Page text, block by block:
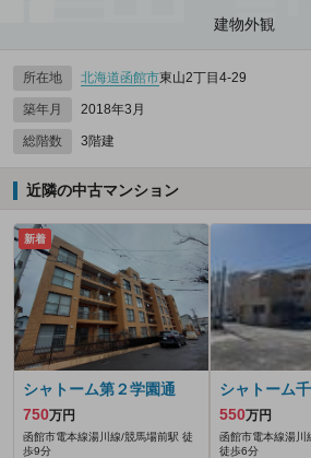
建物外観
所在地 北海道函館市東山2丁目4-29
築年月 2018年3月
総階数 3階建
近隣の中古マンション
新着
シャトーム第２学園通
750万円
函館市電本線湯川線/競馬場前駅 徒
歩9分
シャトーム
550万円
函館市電本線湯川
徒歩6分